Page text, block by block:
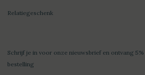
Relatiegeschenk
Schrijf je in voor onze nieuwsbrief en ontvang 5%
bestelling